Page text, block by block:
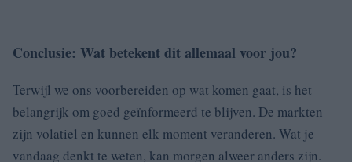
Conclusie: Wat betekent dit allemaal voor jou?
Terwijl we ons voorbereiden op wat komen gaat, is het
belangrijk om goed geïnformeerd te blijven. De markten
zijn volatiel en kunnen elk moment veranderen. Wat je
vandaag denkt te weten, kan morgen alweer anders zijn.